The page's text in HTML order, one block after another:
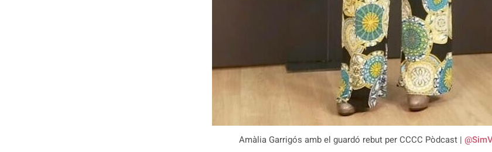
Amàlia Garrigós amb el guardó rebut per CCCC Pòdcast |